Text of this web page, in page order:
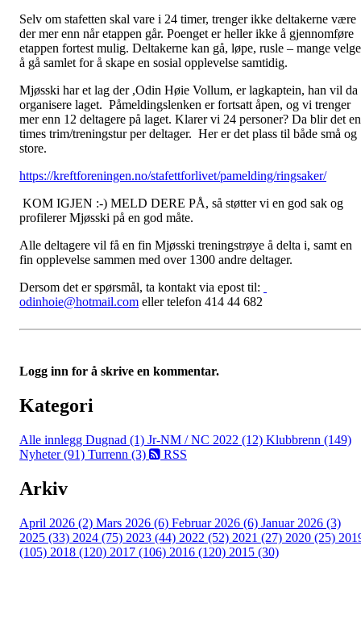
Selv om stafetten skal vare i 24 timer, trenger ikke deltakerne være
der mer enn når etappen går. Poenget er heller ikke å gjennomføre
etappen fortest mulig. Deltakerne kan gå, løpe, rusle – mange
å gå samlet for å skape en sosial opplevelse samtidig.
Mjøsski har et lag der ,Odin Høie Vollum, er lagkaptein, han vil da
organisere laget. Påmeldingslenken er fortsatt åpen, og vi trenger
mer enn 12 deltagere på laget. Klarer vi 24 personer? Da blir det en
times trim/treningstur per deltager. Her er det plass til både små og
store.
https://kreftforeningen.no/stafettforlivet/pamelding/ringsaker/
KOM IGJEN :-) MELD DERE PÅ, så støtter vi en god sak og
profilerer Mjøsski på en god måte.
Alle deltagere vil få en fin Mjøsski treningstrøye å delta i, samt en
fin opplevelse sammen med over 1300 andre deltager.
Dersom det er spørsmål, ta kontakt via epost til:
odinhoie@hotmail.com eller telefon 414 44 682
Logg inn for å skrive en kommentar.
Kategori
Alle innlegg Dugnad (1) Jr-NM / NC 2022 (12) Klubbrenn (149)
Nyheter (91) Turrenn (3) RSS
Arkiv
April 2026 (2) Mars 2026 (6) Februar 2026 (6) Januar 2026 (3)
2025 (33) 2024 (75) 2023 (44) 2022 (52) 2021 (27) 2020 (25)
(105) 2018 (120) 2017 (106) 2016 (120) 2015 (30)